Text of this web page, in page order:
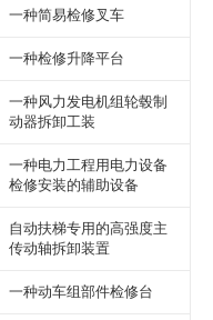
一种简易检修叉车
一种检修升降平台
一种风力发电机组轮毂制
动器拆卸工装
一种电力工程用电力设备
检修安装的辅助设备
自动扶梯专用的高强度主
传动轴拆卸装置
一种动车组部件检修台